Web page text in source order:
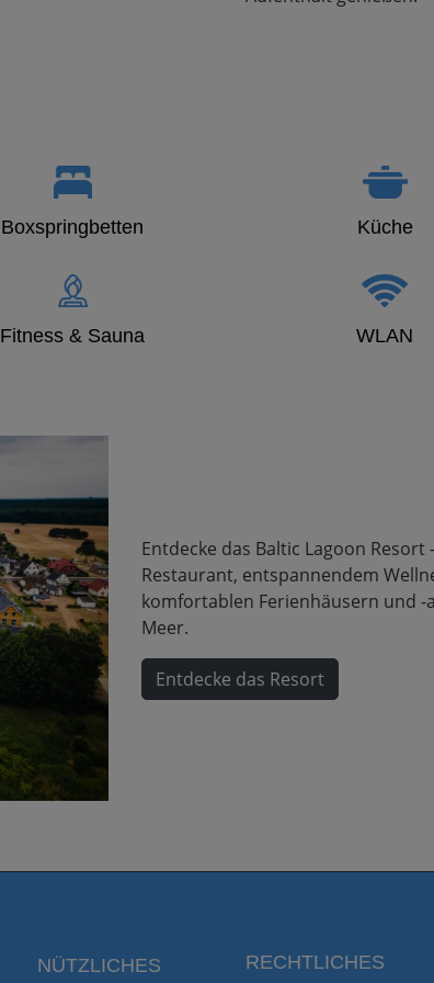
Boxspringbetten Küche
Fitness & Sauna WLAN
Entdecke das Baltic Lagoon
Restaurant, entspannendem
komfortablen Ferienhäusern und
Meer.
Entdecke das Resort
NÜTZLICHES RECHTLICHES